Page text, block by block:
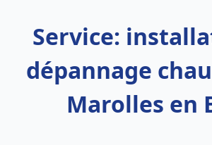
Service:
dépannage
Marolles en